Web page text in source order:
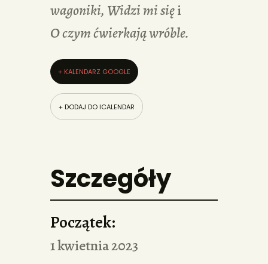
wagoniki, Widzi mi sięi
Oczym ćwierkają wróble.
+ KALENDARZ GOOGLE
+ DODAJ DO ICALENDAR
Szczegóły
Początek:
1 kwietnia 2023